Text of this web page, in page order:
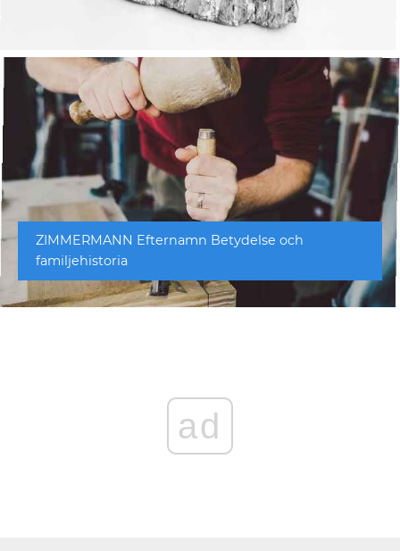
ZIMMERMANN Efternamn Betydelse och
familjehistoria
ad